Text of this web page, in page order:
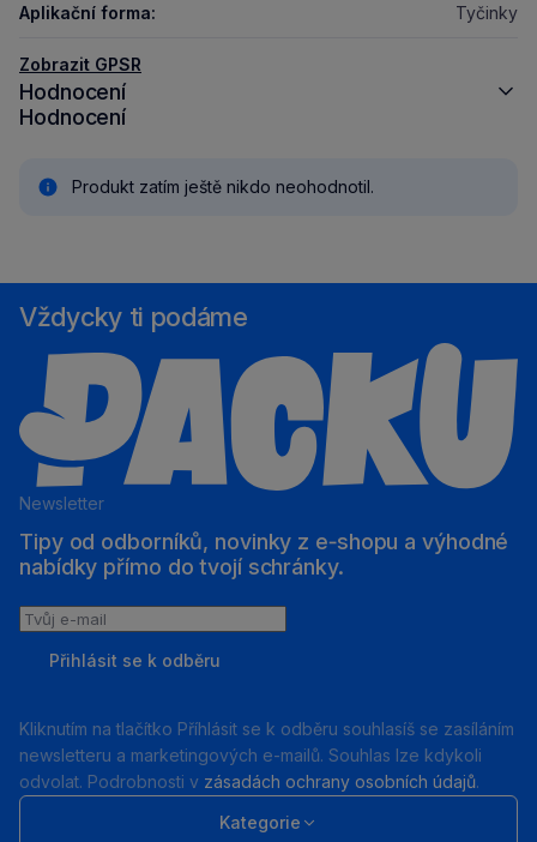
Aplikační forma: Tyčinky
Zobrazit GPSR
Hodnocení
Hodnocení
Produkt zatím ještě nikdo neohodnotil.
Vždycky ti podáme
Newsletter
Tipy od odborníků, novinky z e‑shopu a výhodné
nabídky přímo do tvojí schránky.
Tvůj
Přihlásit se k odběru
Kliknutím na tlačítko Příhlásit se k odběru souhlasíš se zasíláním
newsletteru a marketingových e-mailů. Souhlas lze kdykoli
odvolat. Podrobnosti v zásadách ochrany osobních údajů.
Kategorie